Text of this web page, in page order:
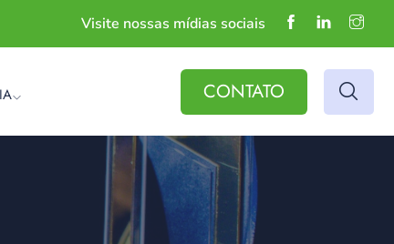
Visite nossas mídias sociais
CONTATO